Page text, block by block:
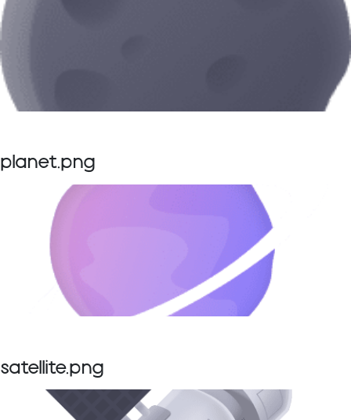
planet.png
satellite.png